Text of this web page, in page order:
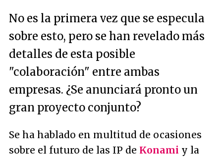
No es la primera vez que se especula
sobre esto, pero se han revelado más
detalles de esta posible
"colaboración" entre ambas
empresas. ¿Se anunciará pronto un
gran proyecto conjunto?
Se ha hablado en multitud de ocasiones
sobre el futuro de las IP de Konami y la